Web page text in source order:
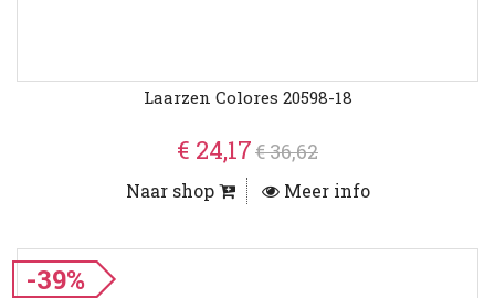
Laarzen Colores 20598-18
€ 24,17€ 36,62
Naar shop Meer info
-39%